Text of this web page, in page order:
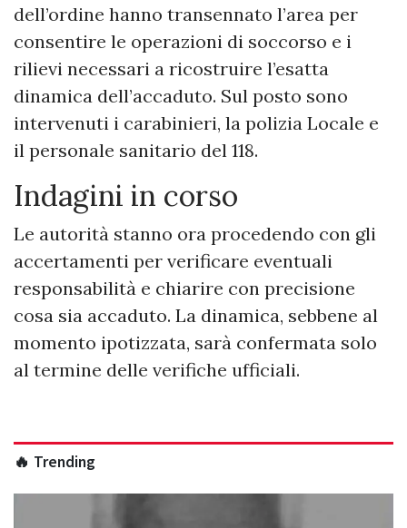
dell’ordine hanno transennato l’area per
consentire le operazioni di soccorso e i
rilievi necessari a ricostruire l’esatta
dinamica dell’accaduto. Sul posto sono
intervenuti i carabinieri, la polizia Locale e
il personale sanitario del 118.
Indagini in corso
Le autorità stanno ora procedendo con gli
accertamenti per verificare eventuali
responsabilità e chiarire con precisione
cosa sia accaduto. La dinamica, sebbene al
momento ipotizzata, sarà confermata solo
al termine delle verifiche ufficiali.
🔥 Trending